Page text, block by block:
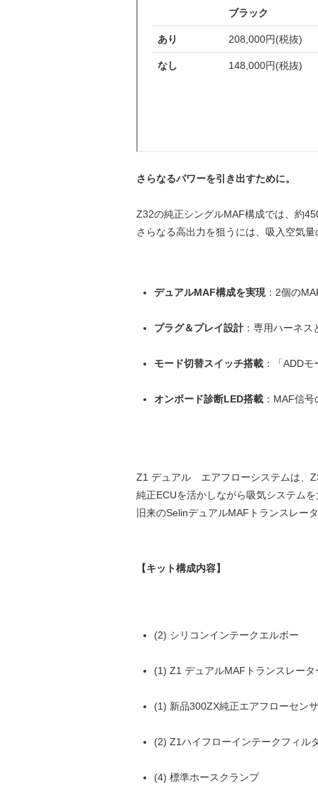
さらなるパワーを引き出すために。
Z32の純正シングルMAF構成では、約
さらなる高出力を狙うには、吸入空気
デュアルMAF構成を実現：2個の
プラグ＆プレイ設計：専用ハーネス
モード切替スイッチ搭載：「ADDモ
オンボード診断LED搭載：MAF信号
Z1 デュアル エアフローシステムは、
純正ECUを活かしながら吸気システム
旧来のSelinデュアルMAFトランスレー
【キット構成内容】
(2) シリコンインテークエルボー
(1) Z1 デュアルMAFトランスレータ
(1) 新品300ZX純正エアフローセン
(2) Z1ハイフローインテークフィル
(4) 標準ホースクランプ